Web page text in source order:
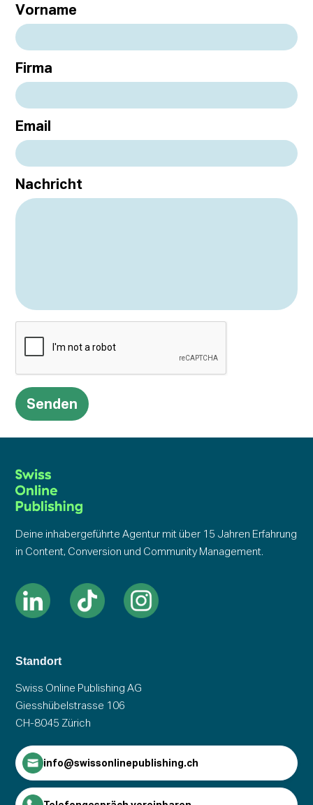
Vorname
Firma
Email
Nachricht
Deine inhabergeführte Agentur mit über 15 Jahren Erfahrung
in Content, Conversion und Community Management.
Standort
Swiss Online Publishing AG
Giesshübelstrasse 106
CH-8045 Zürich
info@swissonlinepublishing.ch